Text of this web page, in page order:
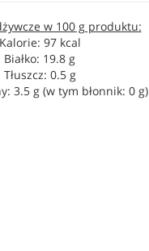
w 100 g produktu:
Kalorie: 97 kcal
Białko: 19.8 g
Tłuszcz: 0.5 g
3.5 g (w tym błonnik: 0 g)